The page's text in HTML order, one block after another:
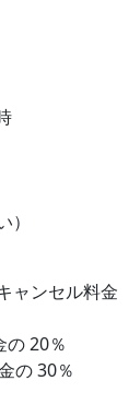
ャンセル料金
20％
の 30％